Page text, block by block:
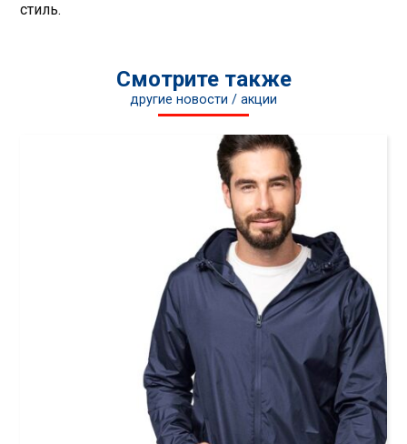
стиль.
Смотрите также
другие новости / акции